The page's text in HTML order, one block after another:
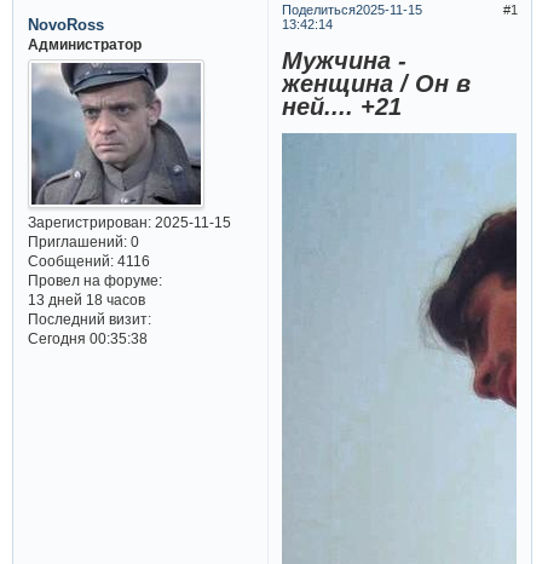
Поделиться 1
2025-11-15
13:42:14
NovoRoss
Администратор
Зарегистрирован: 2025-11-15
Приглашений:0
Сообщений:4116
Провел на форуме:
13 дней 18 часов
Последний визит:
Сегодня 00:35:38
Мужчина -
женщина / Он в
ней.... +21